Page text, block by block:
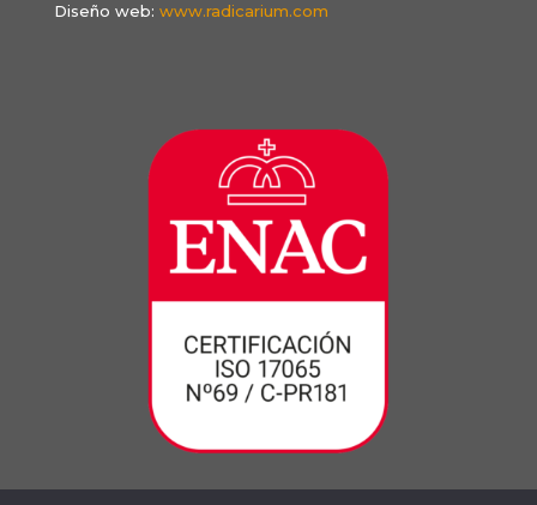
Diseño web: www.radicarium.com